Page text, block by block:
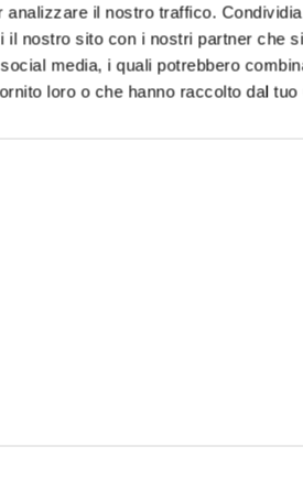
analizzare il nostro traffico.
il nostro sito con i nostri partner che
media, i quali potrebbero
loro o che hanno raccolto dal